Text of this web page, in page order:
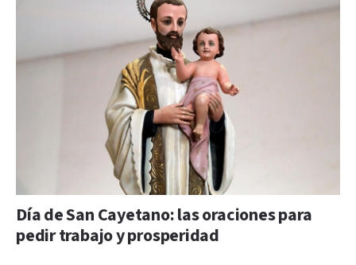
Día de San Cayetano: las oraciones para
pedir trabajo y prosperidad